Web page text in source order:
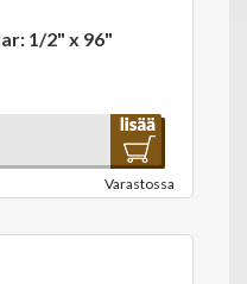
1/2" x 96"
Varastossa